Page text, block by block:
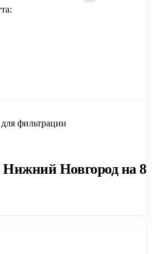
фильтрации
Новгород на 8